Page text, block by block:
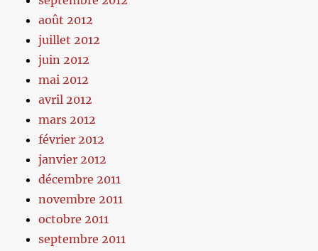
août 2012
juillet 2012
juin 2012
mai 2012
avril 2012
mars 2012
février 2012
janvier 2012
décembre 2011
novembre 2011
octobre 2011
septembre 2011